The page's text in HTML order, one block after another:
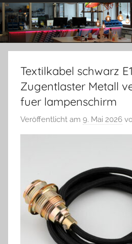
Textilkabel schwarz
Zugentlaster Metall
fuer lampenschirm
Veröffentlicht am 9. Mai 2026